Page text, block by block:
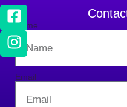
Name
Email